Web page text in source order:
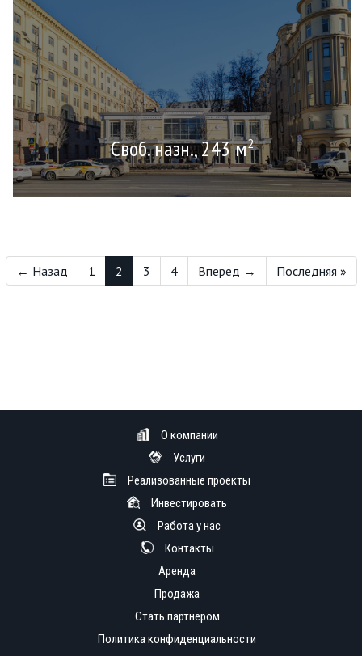
Своб. назн., 243 м2
← Назад 1 2 3 4 Вперед → Последняя »
О компании
Услуги
Реализованные проекты
Инвестировать
Работа у нас
Контакты
Аренда
Продажа
Стать партнером
Политика конфиденциальности